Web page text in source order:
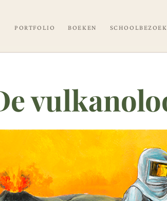
PORTFOLIO BOEKEN SCHOOLBEZOEK